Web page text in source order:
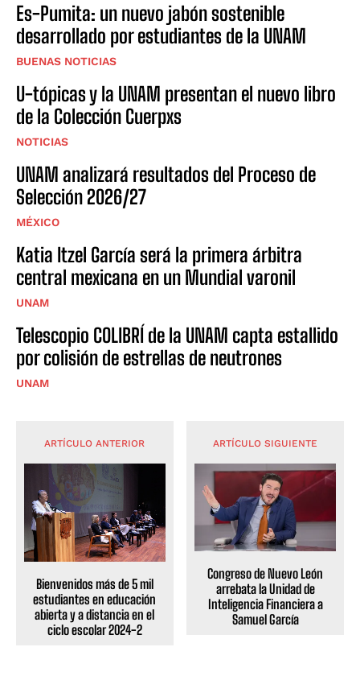
Es-Pumita: un nuevo jabón sostenible
desarrollado por estudiantes de la UNAM
BUENAS NOTICIAS
U-tópicas y la UNAM presentan el nuevo libro
de la Colección Cuerpxs
NOTICIAS
UNAM analizará resultados del Proceso de
Selección 2026/27
MÉXICO
Katia Itzel García será la primera árbitra
central mexicana en un Mundial varonil
UNAM
Telescopio COLIBRÍ de la UNAM capta estallido
por colisión de estrellas de neutrones
UNAM
ARTÍCULO ANTERIOR
Bienvenidos más de 5 mil
estudiantes en educación
abierta y a distancia en el
ciclo escolar 2024-2
ARTÍCULO SIGUIENTE
Congreso de Nuevo León
arrebata la Unidad de
Inteligencia Financiera a
Samuel García